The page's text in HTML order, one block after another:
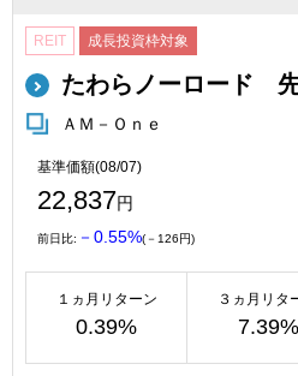
REIT 成長投資枠対象
たわらノーロード
ＡＭ－Ｏｎｅ
基準価額(08/07)
22,837円
前日比: －0.55%(－126円)
１ヵ月リターン
0.39%
３ヵ月リタ
7.39%